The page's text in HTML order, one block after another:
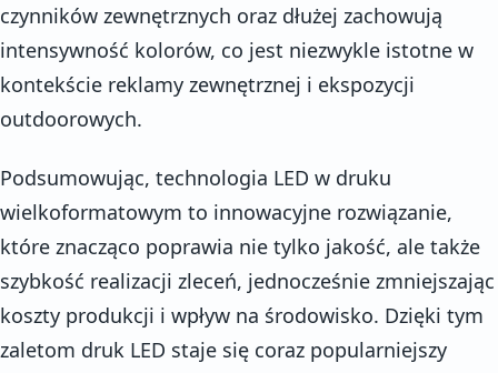
czynników zewnętrznych oraz dłużej zachowują
intensywność kolorów, co jest niezwykle istotne w
kontekście reklamy zewnętrznej i ekspozycji
outdoorowych.
Podsumowując, technologia LED w druku
wielkoformatowym to innowacyjne rozwiązanie,
które znacząco poprawia nie tylko jakość, ale także
szybkość realizacji zleceń, jednocześnie zmniejszając
koszty produkcji i wpływ na środowisko. Dzięki tym
zaletom druk LED staje się coraz popularniejszy